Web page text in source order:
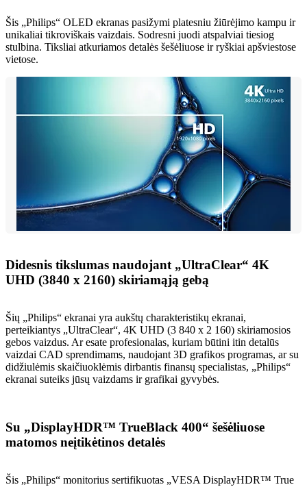
Šis „Philips“ OLED ekranas pasižymi platesniu žiūrėjimo kampu ir
unikaliai tikroviškais vaizdais. Sodresni juodi atspalviai tiesiog
stulbina. Tiksliai atkuriamos detalės šešėliuose ir ryškiai apšviestose
vietose.
Didesnis tikslumas naudojant „UltraClear“ 4K
UHD (3840 x 2160) skiriamąją gebą
Šių „Philips“ ekranai yra aukštų charakteristikų ekranai,
perteikiantys „UltraClear“, 4K UHD (3 840 x 2 160) skiriamosios
gebos vaizdus. Ar esate profesionalas, kuriam būtini itin detalūs
vaizdai CAD sprendimams, naudojant 3D grafikos programas, ar su
didžiulėmis skaičiuoklėmis dirbantis finansų specialistas, „Philips“
ekranai suteiks jūsų vaizdams ir grafikai gyvybės.
Su „DisplayHDR™ TrueBlack 400“ šešėliuose
matomos neįtikėtinos detalės
Šis „Philips“ monitorius sertifikuotas „VESA DisplayHDR™ True